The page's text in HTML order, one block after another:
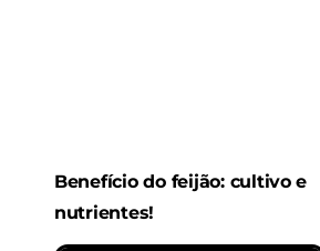
Benefício do feijão: cultivo e
nutrientes!